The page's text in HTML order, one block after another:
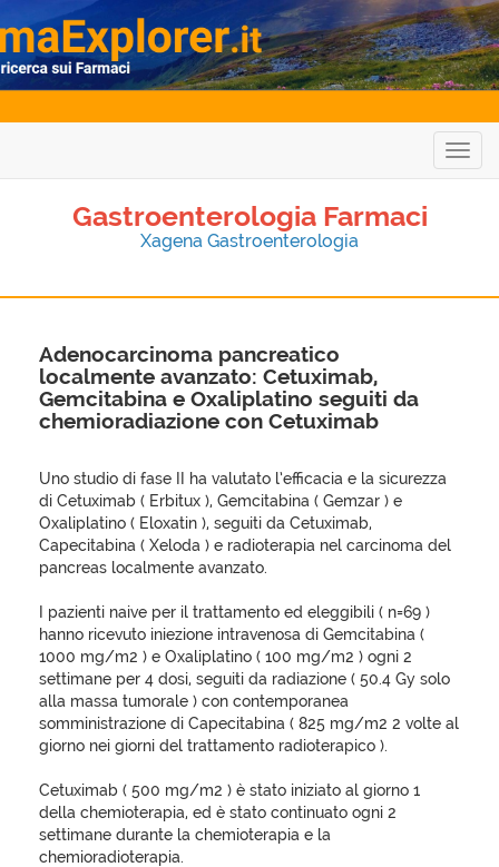
Gastroenterologia Farmaci
Xagena Gastroenterologia
Adenocarcinoma pancreatico
localmente avanzato: Cetuximab,
Gemcitabina e Oxaliplatino seguiti da
chemioradiazione con Cetuximab
Uno studio di fase II ha valutato l’efficacia e la sicurezza
di Cetuximab ( Erbitux ), Gemcitabina ( Gemzar ) e
Oxaliplatino ( Eloxatin ), seguiti da Cetuximab,
Capecitabina ( Xeloda ) e radioterapia nel carcinoma del
pancreas localmente avanzato.
I pazienti naive per il trattamento ed eleggibili ( n=69 )
hanno ricevuto iniezione intravenosa di Gemcitabina (
1000 mg/m2 ) e Oxaliplatino ( 100 mg/m2 ) ogni 2
settimane per 4 dosi, seguiti da radiazione ( 50.4 Gy solo
alla massa tumorale ) con contemporanea
somministrazione di Capecitabina ( 825 mg/m2 2 volte al
giorno nei giorni del trattamento radioterapico ).
Cetuximab ( 500 mg/m2 ) è stato iniziato al giorno 1
della chemioterapia, ed è stato continuato ogni 2
settimane durante la chemioterapia e la
chemioradioterapia.